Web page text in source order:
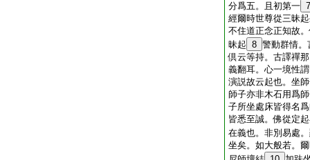
分爲五。且初第一 7
經爾時世尊從三昧
不住道正念正知故
昧起 8 警動群情。
倶云等持。古譯禪
義翻耳。心一境性
演説故云起也。坐
師子亦非木石用爲
子所坐處床皆得名
皆悉至誠。佛從定
在義也。非別易處
坐矣。如大般若。